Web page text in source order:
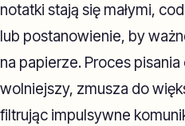
notatki stają się małymi,
lub postanowienie, by
na papierze. Proces
wolniejszy, zmusza do
filtrując impulsywne